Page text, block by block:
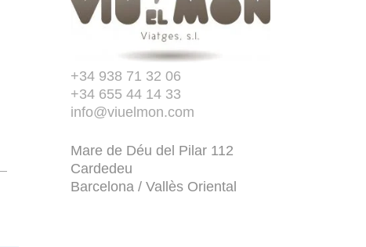
+34 938 71 32 06
+34 655 44 14 33
info@viuelmon.com
Mare de Déu del Pilar 112
Cardedeu
Barcelona / Vallès Oriental